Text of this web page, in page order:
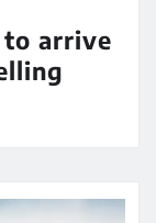
to arrive